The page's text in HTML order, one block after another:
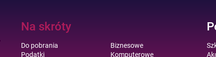
Na skróty
Do pobrania
Podatki
Biznesowe
Komputerowe